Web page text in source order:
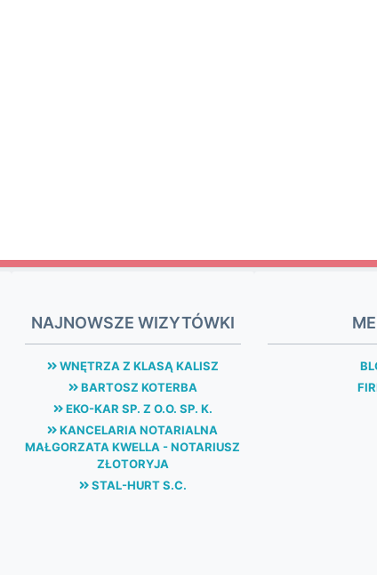
NAJNOWSZE WIZYTÓWKI
WNĘTRZA Z KLASĄ KALISZ
BARTOSZ KOTERBA
EKO-KAR SP. Z O.O. SP. K.
KANCELARIA NOTARIALNA
MAŁGORZATA KWELLA - NOTARIUSZ
ZŁOTORYJA
STAL-HURT S.C.